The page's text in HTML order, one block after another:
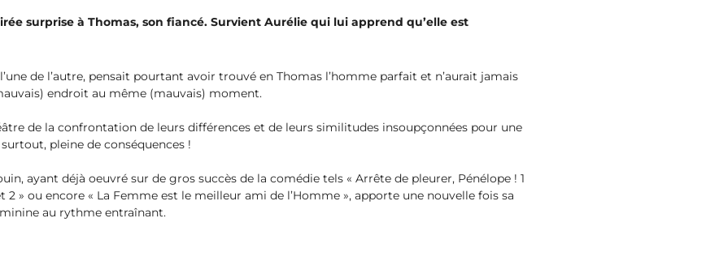
surprise à Thomas, son fiancé. Survient Aurélie qui lui apprend qu’elle est
de l’autre, pensait pourtant avoir trouvé en Thomas l’homme parfait et n’aurait jamais
endroit au même (mauvais) moment.
de la confrontation de leurs différences et de leurs similitudes insoupçonnées pour une
pleine de conséquences !
ayant déjà oeuvré sur de gros succès de la comédie tels « Arrête de pleurer, Pénélope ! 1
2 » ou encore « La Femme est le meilleur ami de l’Homme », apporte une nouvelle fois sa
au rythme entraînant.